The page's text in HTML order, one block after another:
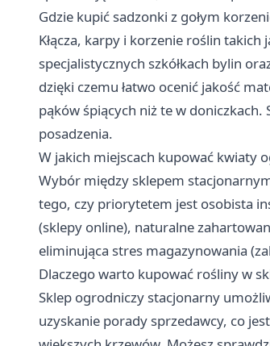
Gdzie kupić sadzonki z gołym
Kłącza, karpy i korzenie roślin
specjalistycznych szkółkach bylin
dzięki czemu łatwo ocenić jakość
pąków śpiących niż te w
posadzenia.
W jakich miejscach kupować kwiaty
Wybór między sklepem
tego, czy priorytetem jest osobista
(sklepy online), naturalne
eliminująca stres magazynowania
Dlaczego warto kupować rośliny w
Sklep ogrodniczy stacjonarny
uzyskanie porady sprzedawcy, co